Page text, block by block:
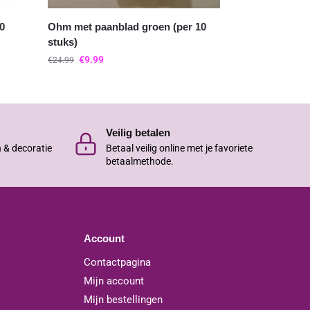
Ohm met paanblad groen (per 10
stuks)
€24.99 €9.99
& decoratie
Veilig betalen
Betaal veilig online met je favoriete
betaalmethode.
Account
Contactpagina
Mijn account
Mijn bestellingen